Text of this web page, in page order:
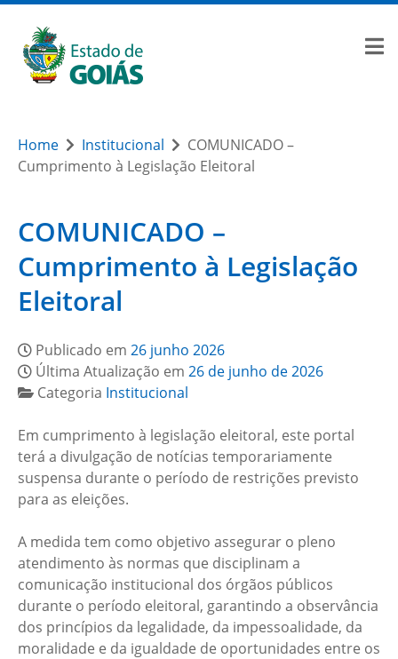
Home Institucional
COMUNICADO –
Cumprimento à Legislação Eleitoral
COMUNICADO –
Cumprimento à Legislação
Eleitoral
Publicado em 26 junho 2026
Última Atualização em 26 de junho de 2026
Categoria Institucional
Em cumprimento à legislação eleitoral, este portal
terá a divulgação de notícias temporariamente
suspensa durante o período de restrições previsto
para as eleições.
A medida tem como objetivo assegurar o pleno
atendimento às normas que disciplinam a
comunicação institucional dos órgãos públicos
durante o período eleitoral, garantindo a observância
dos princípios da legalidade, da impessoalidade, da
moralidade e da igualdade de oportunidades entre os